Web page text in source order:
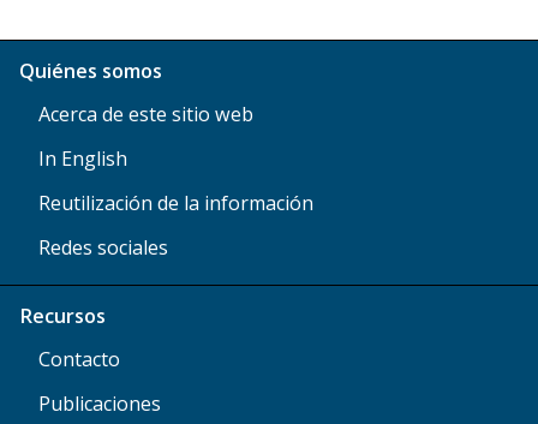
Quiénes somos
Acerca de este sitio web
In English
Reutilización de la información
Redes sociales
Recursos
Contacto
Publicaciones